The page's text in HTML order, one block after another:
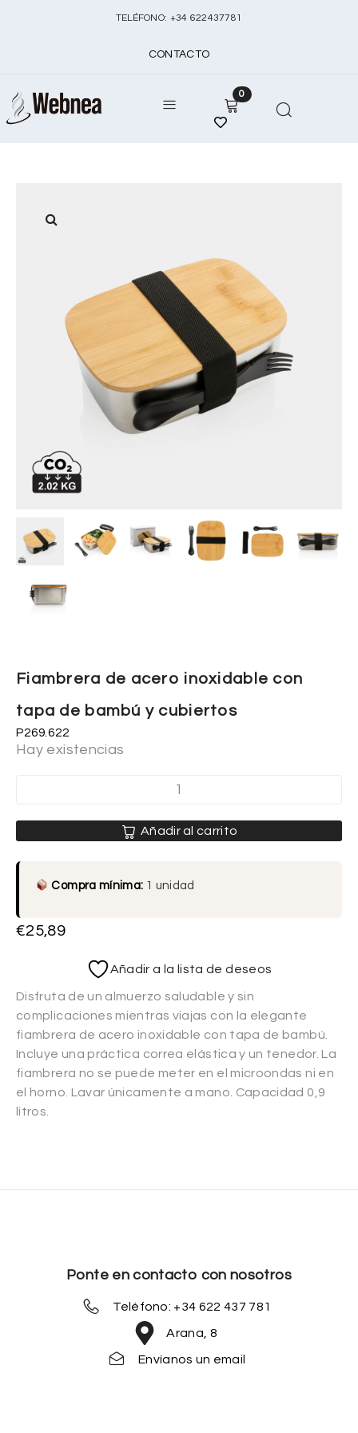
TELÉFONO: +34 622437781
CONTACTO
0
Fiambrera de acero inoxidable con
tapa de bambú y cubiertos
P269.622
Hay existencias
Añadir al carrito
Compra mínima: 1 unidad
€25,89
Añadir a la lista de deseos
Disfruta de un almuerzo saludable y sin
complicaciones mientras viajas con la elegante
fiambrera de acero inoxidable con tapa de bambú.
Incluye una práctica correa elástica y un tenedor. La
fiambrera no se puede meter en el microondas ni en
el horno. Lavar únicamente a mano. Capacidad 0,9
litros.
Ponte en contacto con nosotros
Teléfono: +34 622 437 781
Arana, 8
Envíanos un email